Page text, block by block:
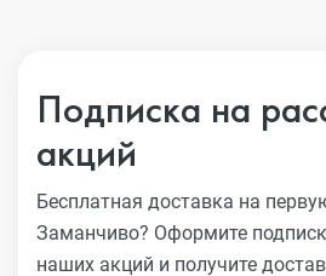
Подписка на
акций
Бесплатная доставка на
Заманчиво? Оформите
наших акций и получите